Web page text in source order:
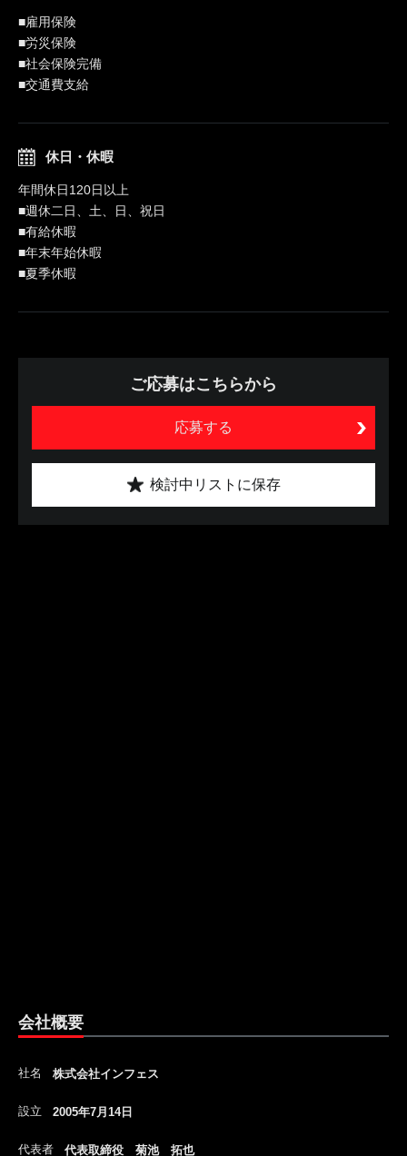
■雇用保険
■労災保険
■社会保険完備
■交通費支給
休日・休暇
年間休日120日以上
■週休二日、土、日、祝日
■有給休暇
■年末年始休暇
■夏季休暇
ご応募はこちらから
応募する
検討中リストに保存
会社概要
社名 株式会社インフェス
設立 2005年7月14日
代表者 代表取締役 菊池 拓也